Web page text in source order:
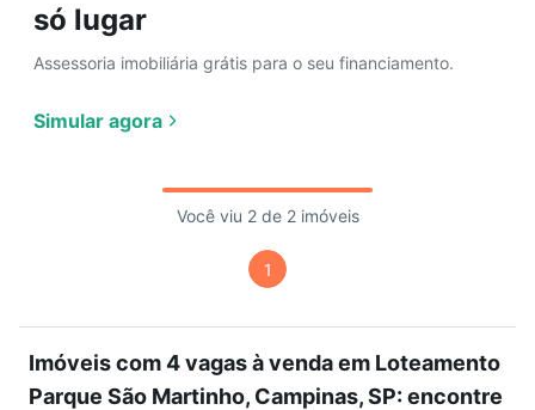
só lugar
Assessoria imobiliária grátis para o seu financiamento.
Simular agora
Você viu 2 de 2 imóveis
1
Imóveis com 4 vagas à venda em Loteamento
Parque São Martinho, Campinas, SP: encontre